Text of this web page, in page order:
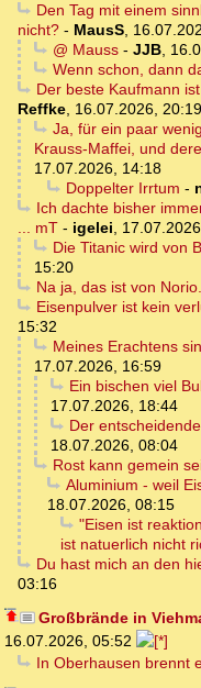
Den Tag mit einem
nicht? - MausS,
@ Mauss- JJB,
Wenn schon, dann
Der beste Kaufmann
Reffke, 16.07.2026, 20:19
Ja, für ein paar
Krauss-Maffei, und
17.07.2026, 14:18
Doppelter Irrtum -
Ich dachte bisher
... mT - igelei,
Die Titanic wird von
15:20
Na ja, das ist von
Eisenpulver ist kein
15:32
Meines Erachtens
17.07.2026, 16:59
Ein bischen viel
17.07.2026, 18:44
Der
18.07.2026, 08:04
Rost kann gemein
Aluminium - weil
18.07.2026, 08:15
"Eisen ist
ist natuerlich nicht
Du hast mich an den
03:16
Großbrände in
16.07.2026, 05:52
In Oberhausen brennt